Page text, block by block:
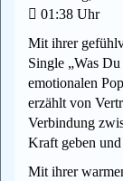
01:38 Uhr
Mit ihrer
Single „Was
emotionalen
erzählt von
Verbindung
Kraft geben und
Mit ihrer